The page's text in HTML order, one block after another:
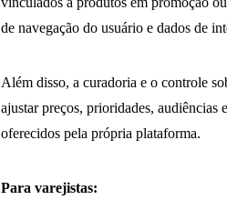
de navegação do usuário e dados de
Além disso, a curadoria e o controle
ajustar preços, prioridades, audiências
oferecidos pela própria plataforma.
Para varejistas: